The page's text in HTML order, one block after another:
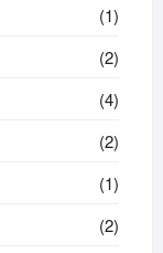
(1)
(2)
(4)
(2)
(1)
(2)